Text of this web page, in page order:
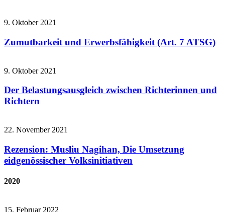
9. Oktober 2021
Zumutbarkeit und Erwerbsfähigkeit (Art. 7 ATSG)
9. Oktober 2021
Der Belastungsausgleich zwischen Richterinnen und
Richtern
22. November 2021
Rezension: Musliu Nagihan, Die Umsetzung
eidgenössischer Volksinitiativen
2020
15. Februar 2022